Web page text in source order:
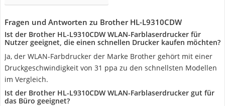
Fragen und Antworten zu Brother HL-L9310CDW
Ist der Brother HL-L9310CDW WLAN-Farblaserdrucker für
Nutzer geeignet, die einen schnellen Drucker kaufen möchten?
Ja, der WLAN-Farbdrucker der Marke Brother gehört mit einer
Druckgeschwindigkeit von 31 ppa zu den schnellsten Modellen
im Vergleich.
Ist der Brother HL-L9310CDW WLAN-Farblaserdrucker gut für
das Büro geeignet?